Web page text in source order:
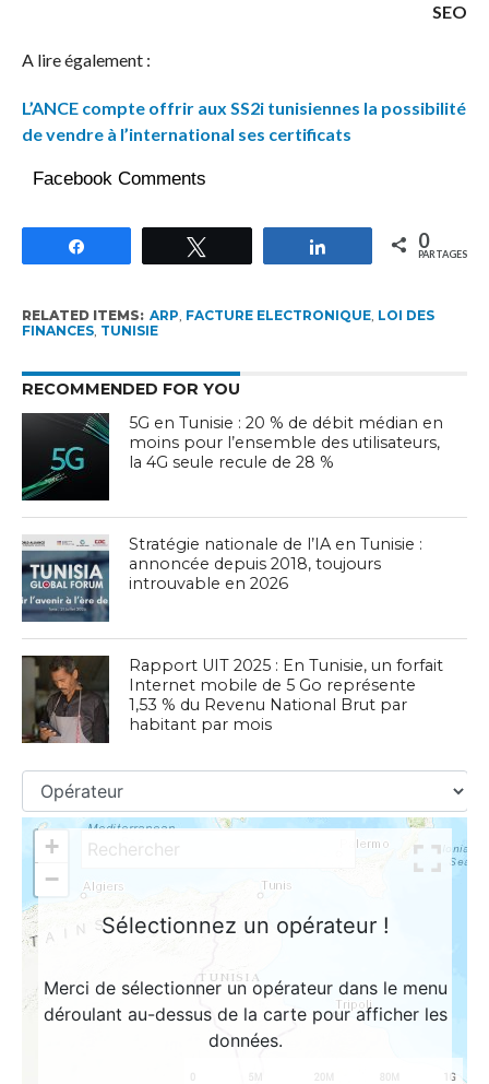
SEO
A lire également :
L’ANCE compte offrir aux SS2i tunisiennes la possibilité
de vendre à l’international ses certificats
Facebook Comments
Partagez 0
PARTAGES
RELATED ITEMS: ARP, FACTURE ELECTRONIQUE, LOI DES
FINANCES, TUNISIE
RECOMMENDED FOR YOU
5G en Tunisie : 20 % de débit médian en
moins pour l’ensemble des utilisateurs,
la 4G seule recule de 28 %
Stratégie nationale de l’IA en Tunisie :
annoncée depuis 2018, toujours
introuvable en 2026
Rapport UIT 2025 : En Tunisie, un forfait
Internet mobile de 5 Go représente
1,53 % du Revenu National Brut par
habitant par mois